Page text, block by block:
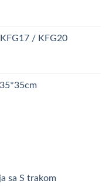
/ KFG20
sa S trakom